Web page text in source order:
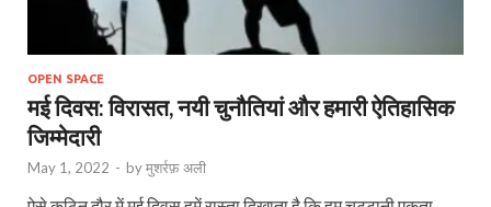
OPEN SPACE
मई दिवस: विरासत, नयी चुनौतियां और हमारी ऐतिहासिक
जिम्मेदारी
May 1, 2022 - byमुशर्रफ़ अली